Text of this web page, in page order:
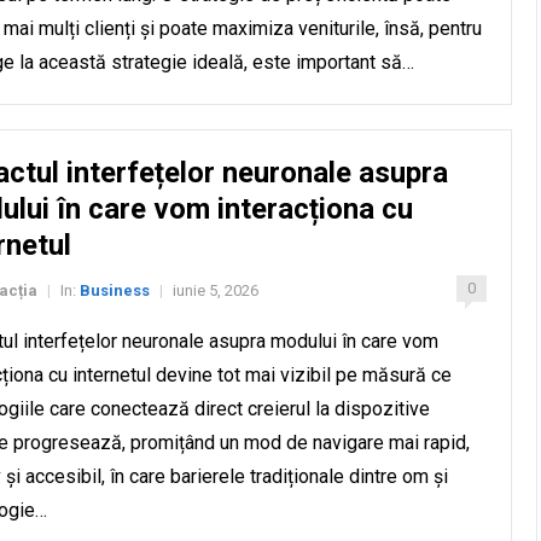
mulți clienți și poate maximiza veniturile, însă, pentru
la această strategie ideală, este important să…
interfețelor neuronale asupra
în care vom interacționa cu
In: Business iunie 5, 2026 0
interfețelor neuronale asupra modului în care vom
cu internetul devine tot mai vizibil pe măsură ce
care conectează direct creierul la dispozitive
progresează, promițând un mod de navigare mai rapid,
și accesibil, în care barierele tradiționale dintre om și